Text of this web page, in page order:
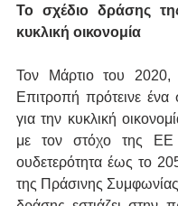
Το σχέδιο δράσης
κυκλική οικονομία
Τον Μάρτιο του
Επιτροπή πρότεινε ένα
για την κυκλική
με τον στόχο της ΕΕ
ουδετερότητα έως το
της Πράσινης